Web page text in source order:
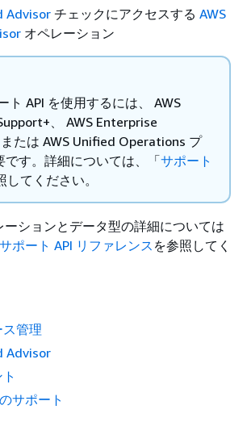
Advisorチェックにアクセスする AWS
オペレーション
ト API を使用するには、 AWS
、 AWS Enterprise
たは AWS Unified Operations プ
です。詳細については、「サポート
してください。
ーションとデータ型の詳細については
ポート API リファレンス を参照してく
管理
Advisor
サポート